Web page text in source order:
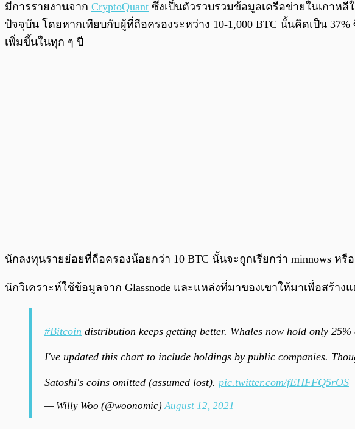
มีการรายงานจาก CryptoQuant ซึ่งเป็นตัวรวบรวมข้อมูลเครือข่ายในเกาห
ปัจจุบัน โดยหากเทียบกับผู้ที่ถือครองระหว่าง 10-1,000 BTC นั้นคิดเป็น
เพิ่มขึ้นในทุก ๆ ปี
นักลงทุนรายย่อยที่ถือครองน้อยกว่า 10 BTC นั้นจะถูกเรียกว่า minnows หรื
นักวิเคราะห์ใช้ข้อมูลจาก Glassnode และแหล่งที่มาของเขาให้มาเพื่อสร้าง
#Bitcoin distribution keeps getting better. Whales now hold only 25%
I've updated this chart to include holdings by public companies.
Satoshi's coins omitted (assumed lost). pic.twitter.com/fEHFFQ5rOS
— Willy Woo (@woonomic)August 12, 2021